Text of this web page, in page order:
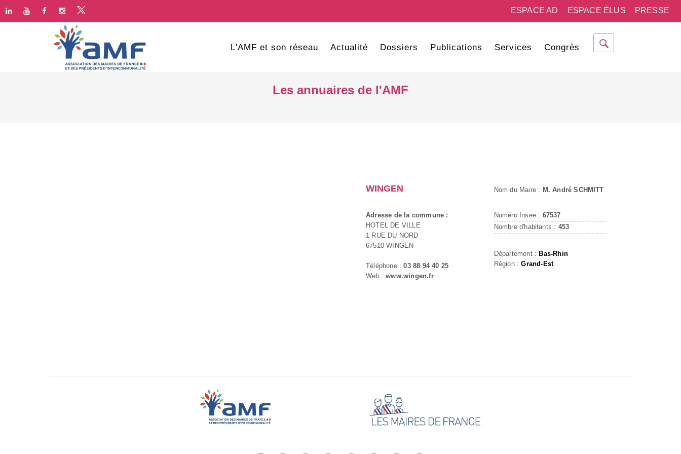
PRESSE
ESPACE ÉLUS
ESPACE AD
L'AMF et son réseau Actualité Dossiers Publications Services Congrès
Les annuaires de l'AMF
WINGEN
Adresse de la commune :
HOTEL DE VILLE
1 RUE DU NORD
67510 WINGEN
Téléphone :03 88 94 40 25
Web :www.wingen.fr
Nom du Maire : M. André SCHMITT
Numéro Insee : 67537
Nombre d'habitants : 453
Département : Bas-Rhin
Région :Grand-Est